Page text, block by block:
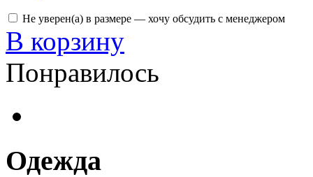
Не уверен(а) в размере — хочу обсудить с менеджером
В корзину
Понравилось
Одежда